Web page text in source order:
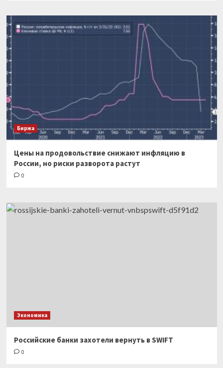
Биржа
Цены на продовольствие снижают инфляцию в
России, но риски разворота растут
0
Экономика
Российские банки захотели вернуть в SWIFT
0